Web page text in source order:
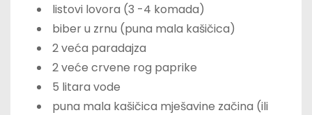
listovi lovora (3 -4 komada)
biber u zrnu (puna mala kašičica)
2 veća paradajza
2 veće crvene rog paprike
5 litara vode
puna mala kašičica mješavine začina (ili